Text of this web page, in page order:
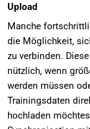
Upload
Manche
die Möglichkeit,
zu verbinden.
nützlich, wenn
werden müssen
Trainingsdaten
hochladen